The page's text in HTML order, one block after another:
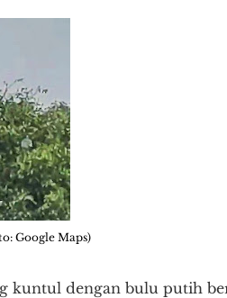
Google Maps)
kuntul dengan bulu putih